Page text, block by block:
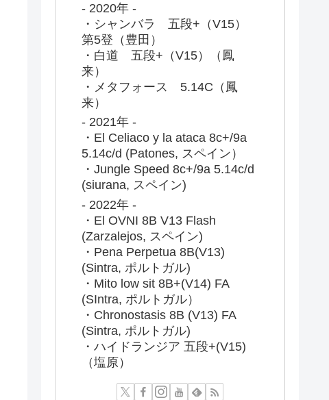
- 2020年 -
・シャンバラ 五段+（V15）
第5登（豊田）
・白道 五段+（V15）（鳳
来）
・メタフォース 5.14C（鳳
来）
- 2021年 -
・El Celiaco y la ataca 8c+/9a
5.14c/d (Patones, スペイン）
・Jungle Speed 8c+/9a 5.14c/d
(siurana, スペイン)
- 2022年 -
・El OVNI 8B V13 Flash
(Zarzalejos, スペイン)
・Pena Perpetua 8B(V13)
(Sintra, ポルトガル)
・Mito low sit 8B+(V14) FA
(SIntra, ポルトガル）
・Chronostasis 8B (V13) FA
(Sintra, ポルトガル)
・ハイドランジア 五段+(V15)
（塩原）